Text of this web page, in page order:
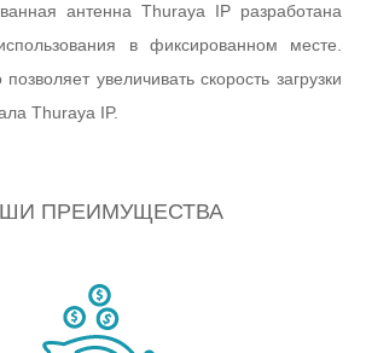
антенна Thuraya IP разработана
в фиксированном месте.
увеличивать скорость загрузки
Thuraya IP.
ПРЕИМУЩЕСТВА